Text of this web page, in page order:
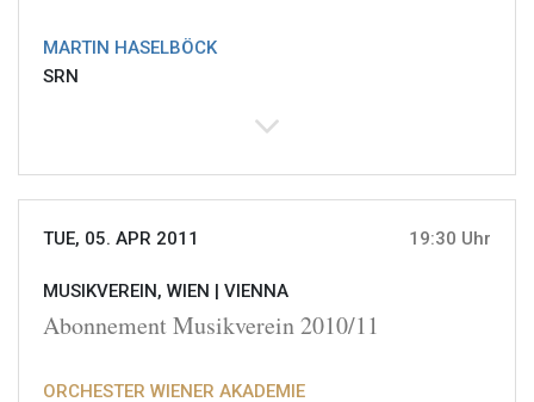
MARTIN HASELBÖCK
SRN
TUE, 05. APR 2011 19:30 Uhr
MUSIKVEREIN, WIEN | VIENNA
Abonnement Musikverein 2010/11
ORCHESTER WIENER AKADEMIE